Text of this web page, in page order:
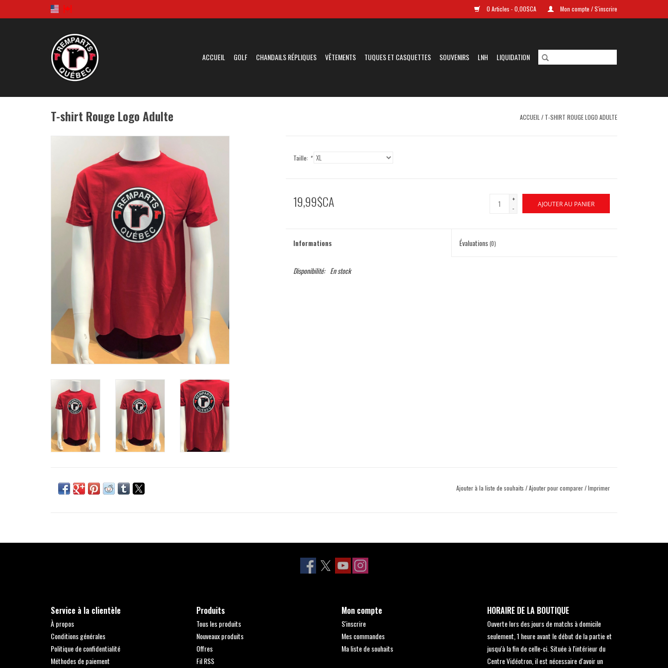
0 Articles - 0,00$CA Mon compte / S'inscrire
ACCUEIL GOLF CHANDAILS RÉPLIQUES VÊTEMENTS TUQUES ET CASQUETTES SOUVENIRS LNH LIQUIDATION
T-shirt Rouge Logo Adulte ACCUEIL / T-SHIRT ROUGE LOGO ADULTE
Taille: *
19,99$CA
+
-
AJOUTER AU PANIER
Informations Évaluations(0)
Disponibilité: En stock
Ajouter à la liste de souhaits /Ajouter pour comparer/Imprimer
Service à la clientèle
À propos
Conditions générales
Politique de confidentialité
Méthodes de paiement
Produits
Tous les produits
Nouveaux produits
Offres
Fil RSS
Mon compte
S'inscrire
Mes commandes
Ma liste de souhaits
HORAIRE DE LA BOUTIQUE
Ouverte lors des jours de matchs à domicile
seulement, 1 heure avant le début de la partie et
jusqu'à la fin de celle-ci. Située à l'intérieur du
Centre Vidéotron, il est nécessaire d'avoir un